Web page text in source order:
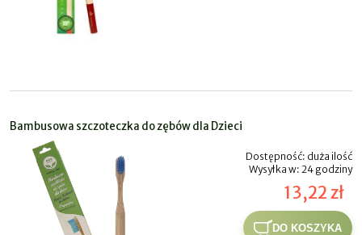
Bambusowa szczoteczka do zębów dla Dzieci
Dostępność: duża ilość
Wysyłka w: 24 godziny
13,22 zł
DO KOSZYKA